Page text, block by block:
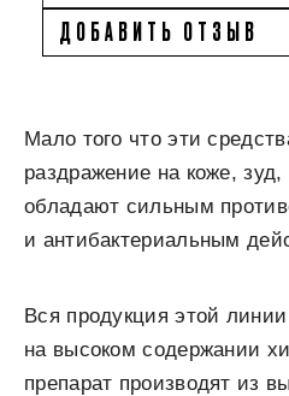
ДОБАВИТЬ ОТЗЫВ
Мало того что эти
раздражение на коже,
обладают сильным
и антибактериальным
Вся продукция этой
на высоком содержании
препарат производят из